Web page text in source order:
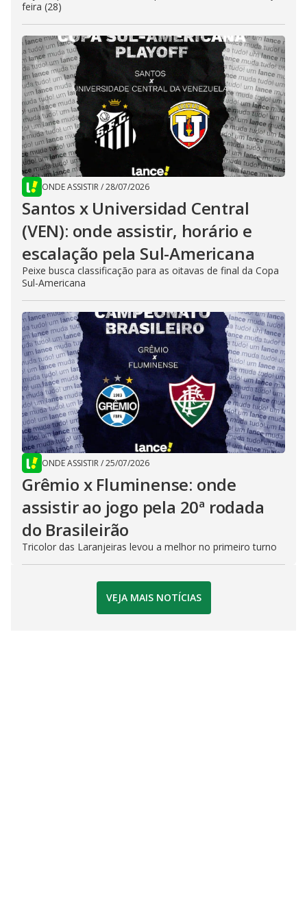
feira (28)
ONDE ASSISTIR/28/07/2026
Santos x Universidad Central
(VEN): onde assistir, horário e
escalação pela Sul-Americana
Peixe busca classificação para as oitavas de final da Copa
Sul-Americana
ONDE ASSISTIR/25/07/2026
Grêmio x Fluminense: onde
assistir ao jogo pela 20ª rodada
do Brasileirão
Tricolor das Laranjeiras levou a melhor no primeiro turno
VEJA MAIS NOTÍCIAS